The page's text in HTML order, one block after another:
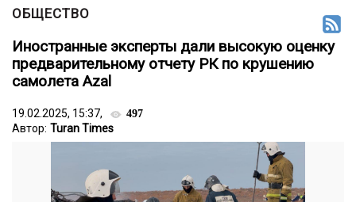
ОБЩЕСТВО
Иностранные эксперты дали высокую оценку
предварительному отчету РК по крушению
самолета Azal
19.02.2025, 15:37, 497
Автор: Turan Times